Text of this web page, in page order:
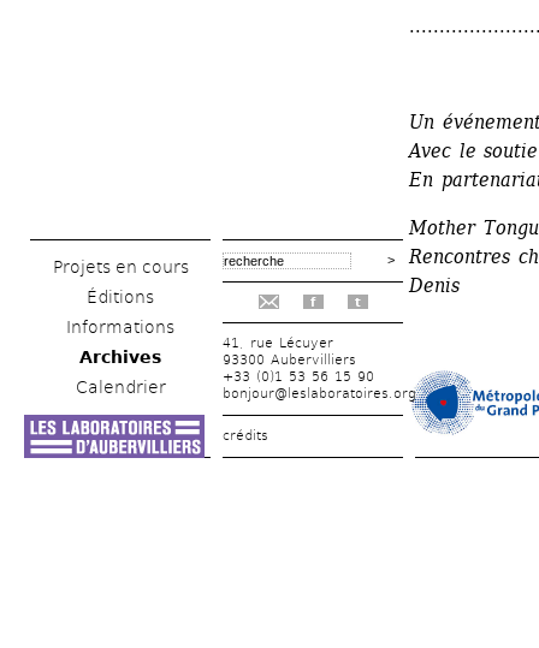
Projets en cours
Éditions
Informations
Archives
Calendrier
f t
41, rue Lécuyer
93300 Aubervilliers
+33 (0)1 53 56 15 90
bonjour@leslaboratoires.org
crédits
Un
Avec le
En
Mother
Rencontres
Denis